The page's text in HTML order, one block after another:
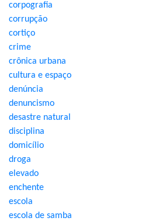
corpografia
corrupção
cortiço
crime
crônica urbana
cultura e espaço
denúncia
denuncismo
desastre natural
disciplina
domicílio
droga
elevado
enchente
escola
escola de samba